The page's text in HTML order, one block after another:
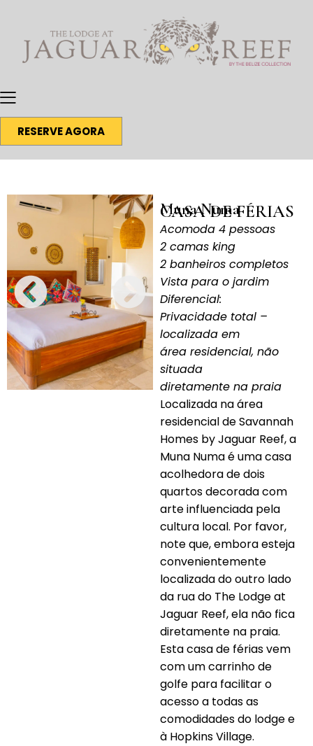
RESERVE AGORA
Muna Numa
CASA DE FÉRIAS
Acomoda 4 pessoas
2 camas king
2 banheiros completos
Vista para o jardim
Diferencial:
Privacidade total –
localizada em
área residencial, não
situada
diretamente na praia
Localizada na área
residencial de Savannah
Homes by Jaguar Reef, a
Muna Numa é uma casa
acolhedora de dois
quartos decorada com
arte influenciada pela
cultura local. Por favor,
note que, embora esteja
convenientemente
localizada do outro lado
da rua do The Lodge at
Jaguar Reef, ela não fica
diretamente na praia.
Esta casa de férias vem
com um carrinho de
golfe para facilitar o
acesso a todas as
comodidades do lodge e
à Hopkins Village.